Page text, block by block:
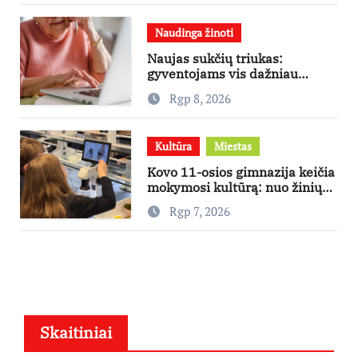
Naudinga žinoti
Naujas sukčių triukas:
gyventojams vis dažniau
skambina per „Viber“
Rgp 8, 2026
Kultūra Miestas
Kovo 11-osios gimnazija keičia
mokymosi kultūrą: nuo žinių
kaupimo – prie jų supratimo ir
taikymo
Rgp 7, 2026
Skaitiniai